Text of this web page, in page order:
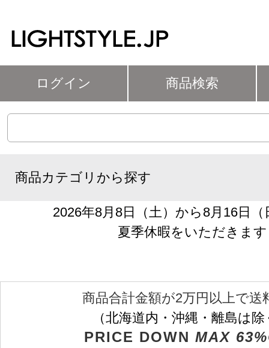
ログイン 商品検索
商品カテゴリから探す
2026年8月8日（土）から8月16日
夏季休暇をいただきます
商品合計金額が2万円以上で送
（北海道内・沖縄・離島は
PRICE DOWN MAX